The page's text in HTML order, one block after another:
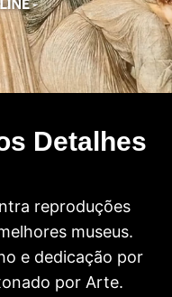
Detalhes
reproduções
museus.
e dedicação por
por Arte.